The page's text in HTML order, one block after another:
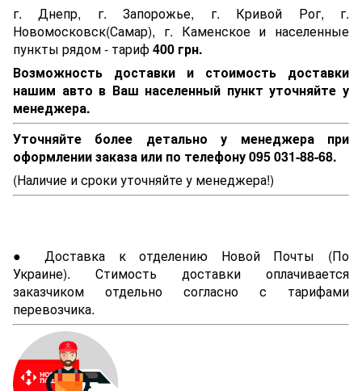
г. Днепр, г. Запорожье, г. Кривой Рог, г.
Новомосковск(Самар), г. Каменское и населенные
пункты рядом - тариф400 грн.
Возможность доставки и стоимость доставки
нашим авто в Ваш населенный пункт уточняйте у
менеджера.
Уточняйте более детально у менеджера при
оформлении заказа или по телефону 095 031-88-68.
(Наличие и сроки уточняйте у менеджера!)
● Доставка к отделению Новой Почты (По
Украине). Стимость доставки оплачивается
заказчиком отдельно согласно с тарифами
перевозчика.